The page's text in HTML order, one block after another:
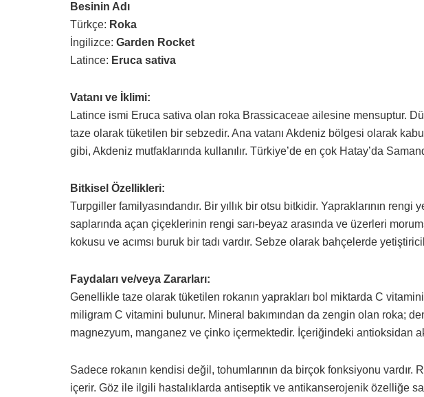
Besinin Adı
Türkçe: Roka
İngilizce: Garden Rocket
Latince: Eruca sativa
Vatanı ve İklimi:
Latince ismi Eruca sativa olan roka Brassicaceae ailesine mensuptur.
taze olarak tüketilen bir sebzedir. Ana vatanı Akdeniz bölgesi olarak
gibi, Akdeniz mutfaklarında kullanılır. Türkiye’de en çok Hatay’da
Bitkisel Özellikleri:
Turpgiller familyasındandır. Bir yıllık bir otsu bitkidir. Yapraklarının
saplarında açan çiçeklerinin rengi sarı-beyaz arasında ve üzerleri
kokusu ve acımsı buruk bir tadı vardır. Sebze olarak bahçelerde
Faydaları ve/veya Zararları:
Genellikle taze olarak tüketilen rokanın yaprakları bol miktarda C
miligram C vitamini bulunur. Mineral bakımından da zengin olan roka;
magnezyum, manganez ve çinko içermektedir. İçeriğindeki antioksidan
Sadece rokanın kendisi değil, tohumlarının da birçok fonksiyonu vardır.
içerir. Göz ile ilgili hastalıklarda antiseptik ve antikanserojenik özelliğe